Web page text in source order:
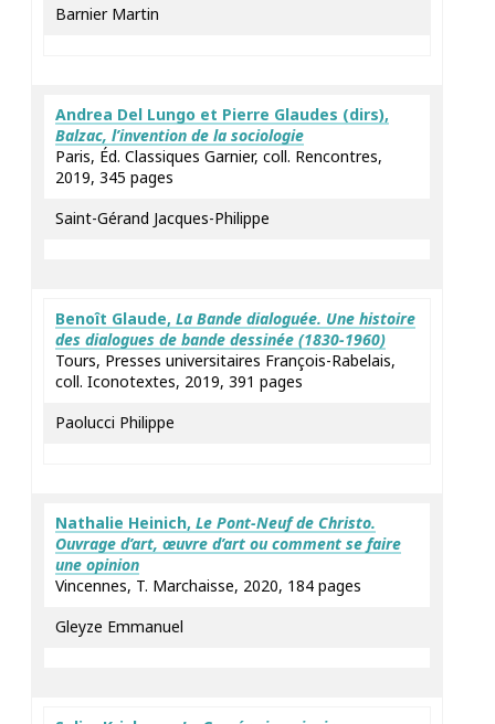
Barnier Martin
Andrea Del Lungo et Pierre Glaudes (dirs),
Balzac, l’invention de la sociologie
Paris, Éd. Classiques Garnier, coll. Rencontres,
2019, 345 pages
Saint-Gérand Jacques-Philippe
Benoît Glaude, La Bande dialoguée. Une histoire
des dialogues de bande dessinée (1830-1960)
Tours, Presses universitaires François-Rabelais,
coll. Iconotextes, 2019, 391 pages
Paolucci Philippe
Nathalie Heinich, Le Pont-Neuf de Christo.
Ouvrage d’art, œuvre d’art ou comment se faire
une opinion
Vincennes, T. Marchaisse, 2020, 184 pages
Gleyze Emmanuel